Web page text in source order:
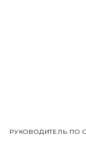
РУКОВОДИТЕЛЬ ПО